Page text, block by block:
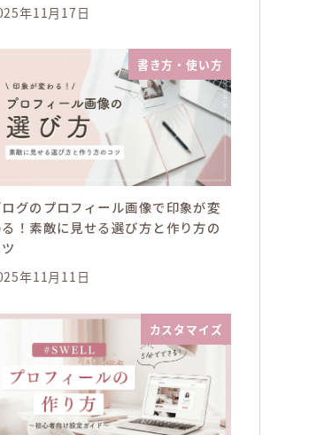
年11月17日
書き方・使い方
グのプロフィール画像で印象が変
！素敵に見せる選び方と作り方の
年11月11日
カスタマイズ